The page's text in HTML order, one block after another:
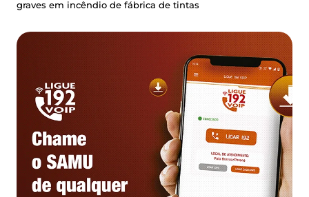
graves em incêndio de fábrica de tintas